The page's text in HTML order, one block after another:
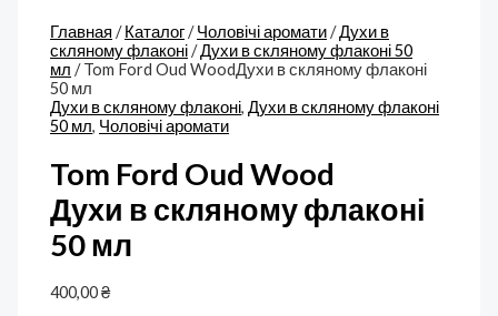
Главная /Каталог/Чоловічі аромати/Духи в
скляному флаконі/Духи в скляному флаконі 50
мл / Tom Ford Oud WoodДухи в скляному флаконі
50 мл
Духи в скляному флаконі,Духи в скляному флаконі
50 мл, Чоловічі аромати
Tom Ford Oud Wood
Духи в скляному флаконі
50 мл
400,00₴